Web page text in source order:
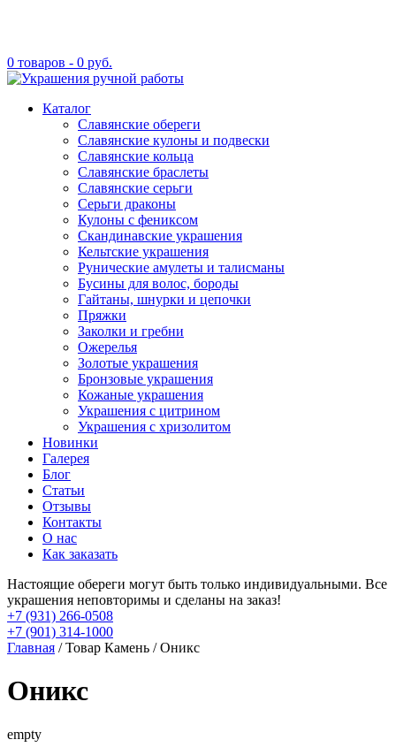
0 товаров - 0 руб.
Каталог
Славянские обереги
Славянские кулоны и подвески
Славянские кольца
Славянские браслеты
Славянские серьги
Серьги драконы
Кулоны с фениксом
Скандинавские украшения
Кельтские украшения
Рунические амулеты и талисманы
Бусины для волос, бороды
Гайтаны, шнурки и цепочки
Пряжки
Заколки и гребни
Ожерелья
Золотые украшения
Бронзовые украшения
Кожаные украшения
Украшения с цитрином
Украшения с хризолитом
Новинки
Галерея
Блог
Статьи
Отзывы
Контакты
О нас
Как заказать
Настоящие обереги могут быть только индивидуальными. Все
украшения неповторимы и сделаны на заказ!
+7 (931) 266-0508
+7 (901) 314-1000
Главная / Товар Камень / Оникс
Оникс
empty